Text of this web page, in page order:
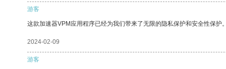
游客
这款加速器VPM应用程序已经为我们带来了无限的隐私保护和安全性保护
2024-02-09
游客